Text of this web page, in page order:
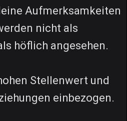
Aufmerksamkeiten
nicht als
höflich angesehen.
Stellenwert und
einbezogen.